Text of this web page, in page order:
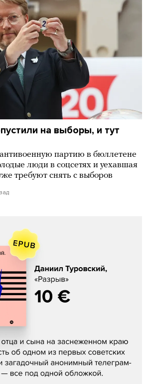
на выборы, и тут
партию в бюллетене
люди в соцсетях и уехавшая
требуют снять с выборов
Туровский, «Разрыв»